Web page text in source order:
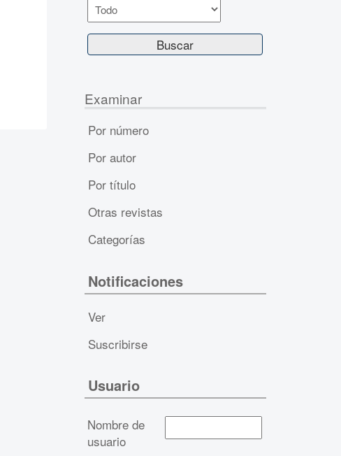
Examinar
Por número
Por autor
Por título
Otras revistas
Categorías
Notificaciones
Ver
Suscribirse
Usuario
Nombre de
usuario